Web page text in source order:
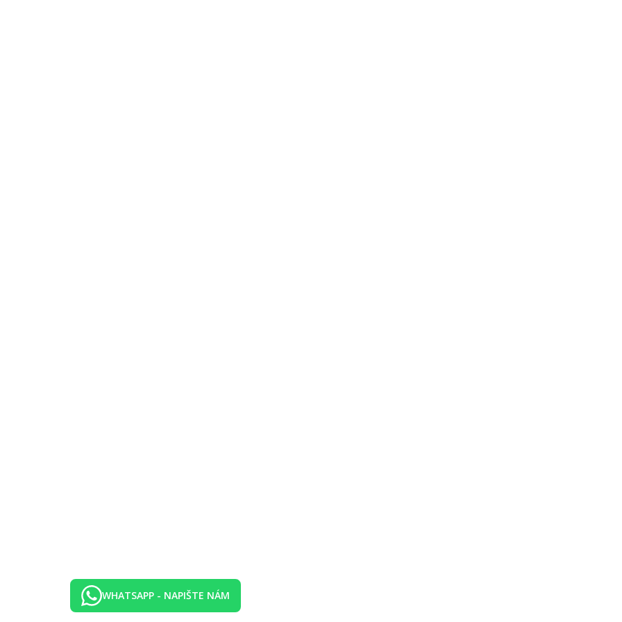
oběd formou bufetu, 16.00–17.00 lehké občerstvení, například sušenky, ovoce nebo zmrzlina, 19.00–21.00 večeře formou bufetu,
a večeře vybrané nealkoholické nápoje, pivo, víno (vše místní výroby, rozlévané)
a vybrané alkoholické nápoje (vše místní výroby, rozlévané)
(2 lehátka a 1 slunečník / pokoj, dle dostupnosti).
WHATSAPP - NAPIŠTE NÁM